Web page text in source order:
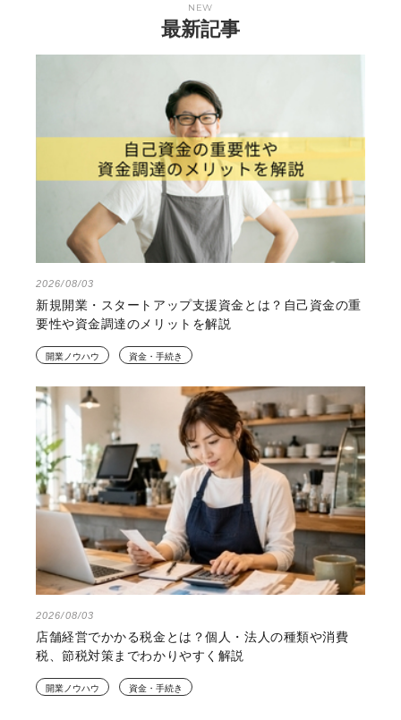
NEW
最新記事
2026/08/03
新規開業・スタートアップ支援資金とは？自己資金の重
要性や資金調達のメリットを解説
開業ノウハウ 資金・手続き
2026/08/03
店舗経営でかかる税金とは？個人・法人の種類や消費
税、節税対策までわかりやすく解説
開業ノウハウ 資金・手続き